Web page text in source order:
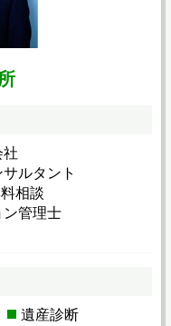
社
ルタント
相談
ン管理士
遺産診断